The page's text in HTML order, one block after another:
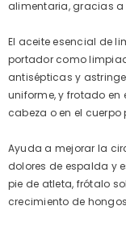
alimentaria, gracias a
El aceite esencial de
portador como
antisépticas y
uniforme, y frotado
cabeza o en el
Ayuda a mejorar la
dolores de espalda y
pie de atleta, frótalo
crecimiento de